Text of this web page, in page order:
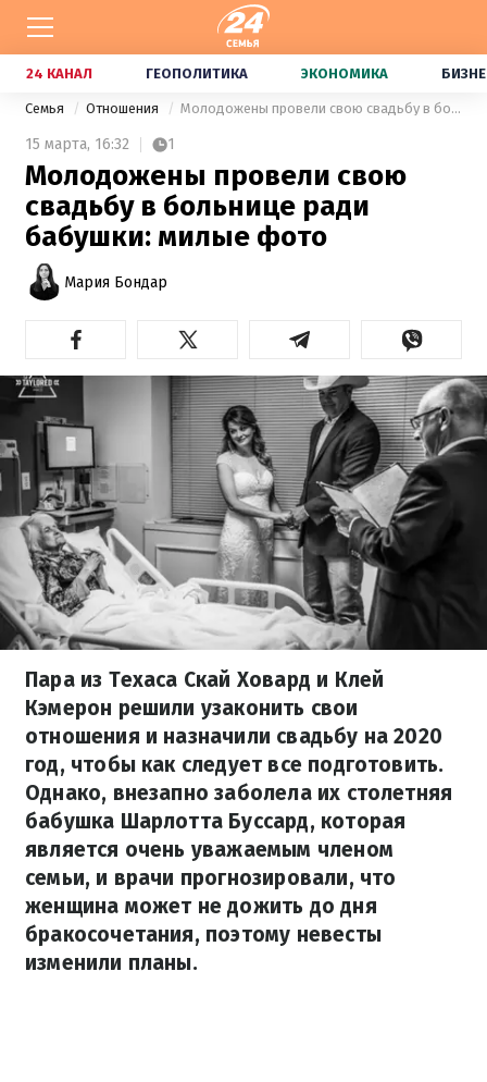
24 КАНАЛ ГЕОПОЛИТИКА ЭКОНОМИКА
Семья Отношения Молодожены провели свою свадьбу в больнице ради бабушки: милые фото
15 марта, 16:32 1
Молодожены провели свою
свадьбу в больнице ради
бабушки: милые фото
Мария Бондар
Пара из Техаса Скай Ховард и Клей
Кэмерон решили узаконить свои
отношения и назначили свадьбу на 2020
год, чтобы как следует все подготовить.
Однако, внезапно заболела их столетняя
бабушка Шарлотта Буссард, которая
является очень уважаемым членом
семьи, и врачи прогнозировали, что
женщина может не дожить до дня
бракосочетания, поэтому невесты
изменили планы.